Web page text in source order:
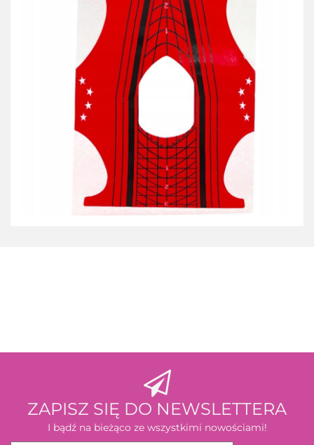
ZAPISZ SIĘ DO NEWSLETTERA
I bądź na bieżąco ze wszystkimi nowościami!